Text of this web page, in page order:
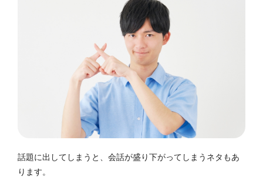
話題に出してしまうと、会話が盛り下がってしまうネタもあ
ります。